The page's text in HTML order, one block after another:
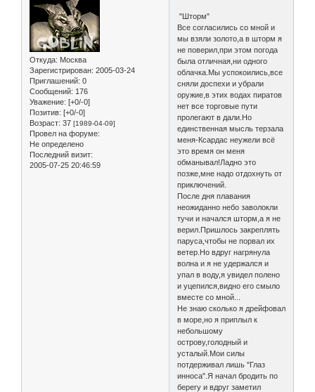
Откуда: Москва
Зарегистрирован: 2005-03-24
Приглашений: 0
Сообщений: 176
Уважение: [+0/-0]
Позитив: [+0/-0]
Возраст: 37 [1989-04-09]
Провел на форуме:
Не определено
Последний визит:
2005-07-25 20:46:59
"Шторм"
Все согласились со мной и
мы взяли золото,а в шторм я
не поверил,при этом погода
была отличная,ни одного
облачка.Мы успокоились,все
сняли доспехи и убрали
оружие,в этих водах пиратов
нет все торговые пути
пролегают в дали.Но
единственная мысль терзала
меня-Ксардас неужели всё
это время он меня
обманывал!Ладно это
позже,мне надо отдохнуть от
приключений.
После дня плавания
неожиданно небо заволокли
тучи и начался шторм,а я не
верил.Пришлось закреплять
паруса,чтобы не порвал их
ветер.Но вдруг нагрянула
волна и я не удержался и
упал в воду,я увидел полено
и уцепился,видно его смыло
вместе со мной...
Не знаю сколько я дрейфовал
в море,но я приплыл к
небольшому
острову,голодный и
усталый.Мои силы
потдерживал лишь "Глаз
инноса".Я начал бродить по
берегу и вдруг заметил